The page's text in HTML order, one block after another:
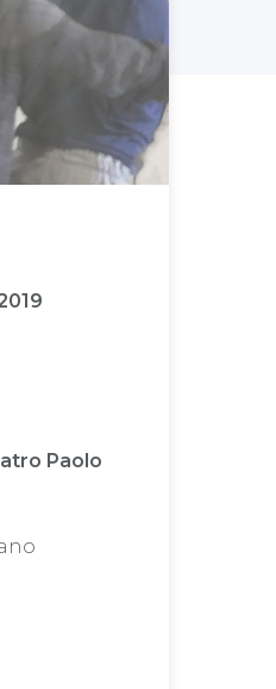
Paolo